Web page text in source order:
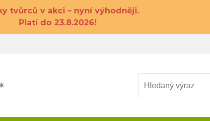
tvůrců v akci – nyní výhodněji.
Platí do 23.8.2026!